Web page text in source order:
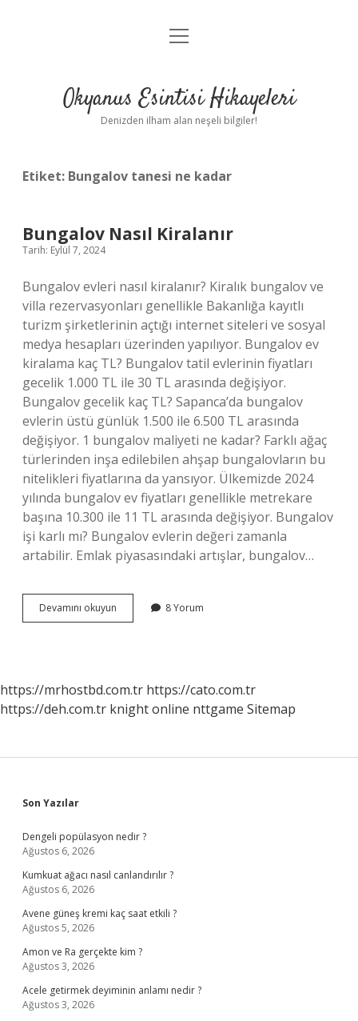
Anasayfa
Yasal Uyarı
menüyü
Okyanus Esintisi Hikayeleri
Denizden ilham alan neşeli bilgiler!
Etiket: Bungalov tanesi ne kadar
Bungalov Nasıl Kiralanır
Tarih: Eylül 7, 2024
Bungalov evleri nasıl kiralanır? Kiralık bungalov ve
villa rezervasyonları genellikle Bakanlığa kayıtlı
turizm şirketlerinin açtığı internet siteleri ve sosyal
medya hesapları üzerinden yapılıyor. Bungalov ev
kiralama kaç TL? Bungalov tatil evlerinin fiyatları
gecelik 1.000 TL ile 30 TL arasında değişiyor.
Bungalov gecelik kaç TL? Sapanca’da bungalov
evlerin üstü günlük 1.500 ile 6.500 TL arasında
değişiyor. 1 bungalov maliyeti ne kadar? Farklı ağaç
türlerinden inşa edilebilen ahşap bungalovların bu
nitelikleri fiyatlarına da yansıyor. Ülkemizde 2024
yılında bungalov ev fiyatları genellikle metrekare
başına 10.300 ile 11 TL arasında değişiyor. Bungalov
işi karlı mı? Bungalov evlerin değeri zamanla
artabilir. Emlak piyasasındaki artışlar, bungalov…
Devamını okuyun Bungalov
Nasıl
8 Yorum
https://mrhostbd.com.tr https://cato.com.tr
https://deh.com.tr knight online nttgame Sitemap
Sidebar
Son Yazılar
Dengeli popülasyon nedir ?
Ağustos 6, 2026
Kumkuat ağacı nasıl canlandırılır ?
Ağustos 6, 2026
Avene güneş kremi kaç saat etkili ?
Ağustos 5, 2026
Amon ve Ra gerçekte kim ?
Ağustos 3, 2026
Acele getirmek deyiminin anlamı nedir ?
Ağustos 3, 2026